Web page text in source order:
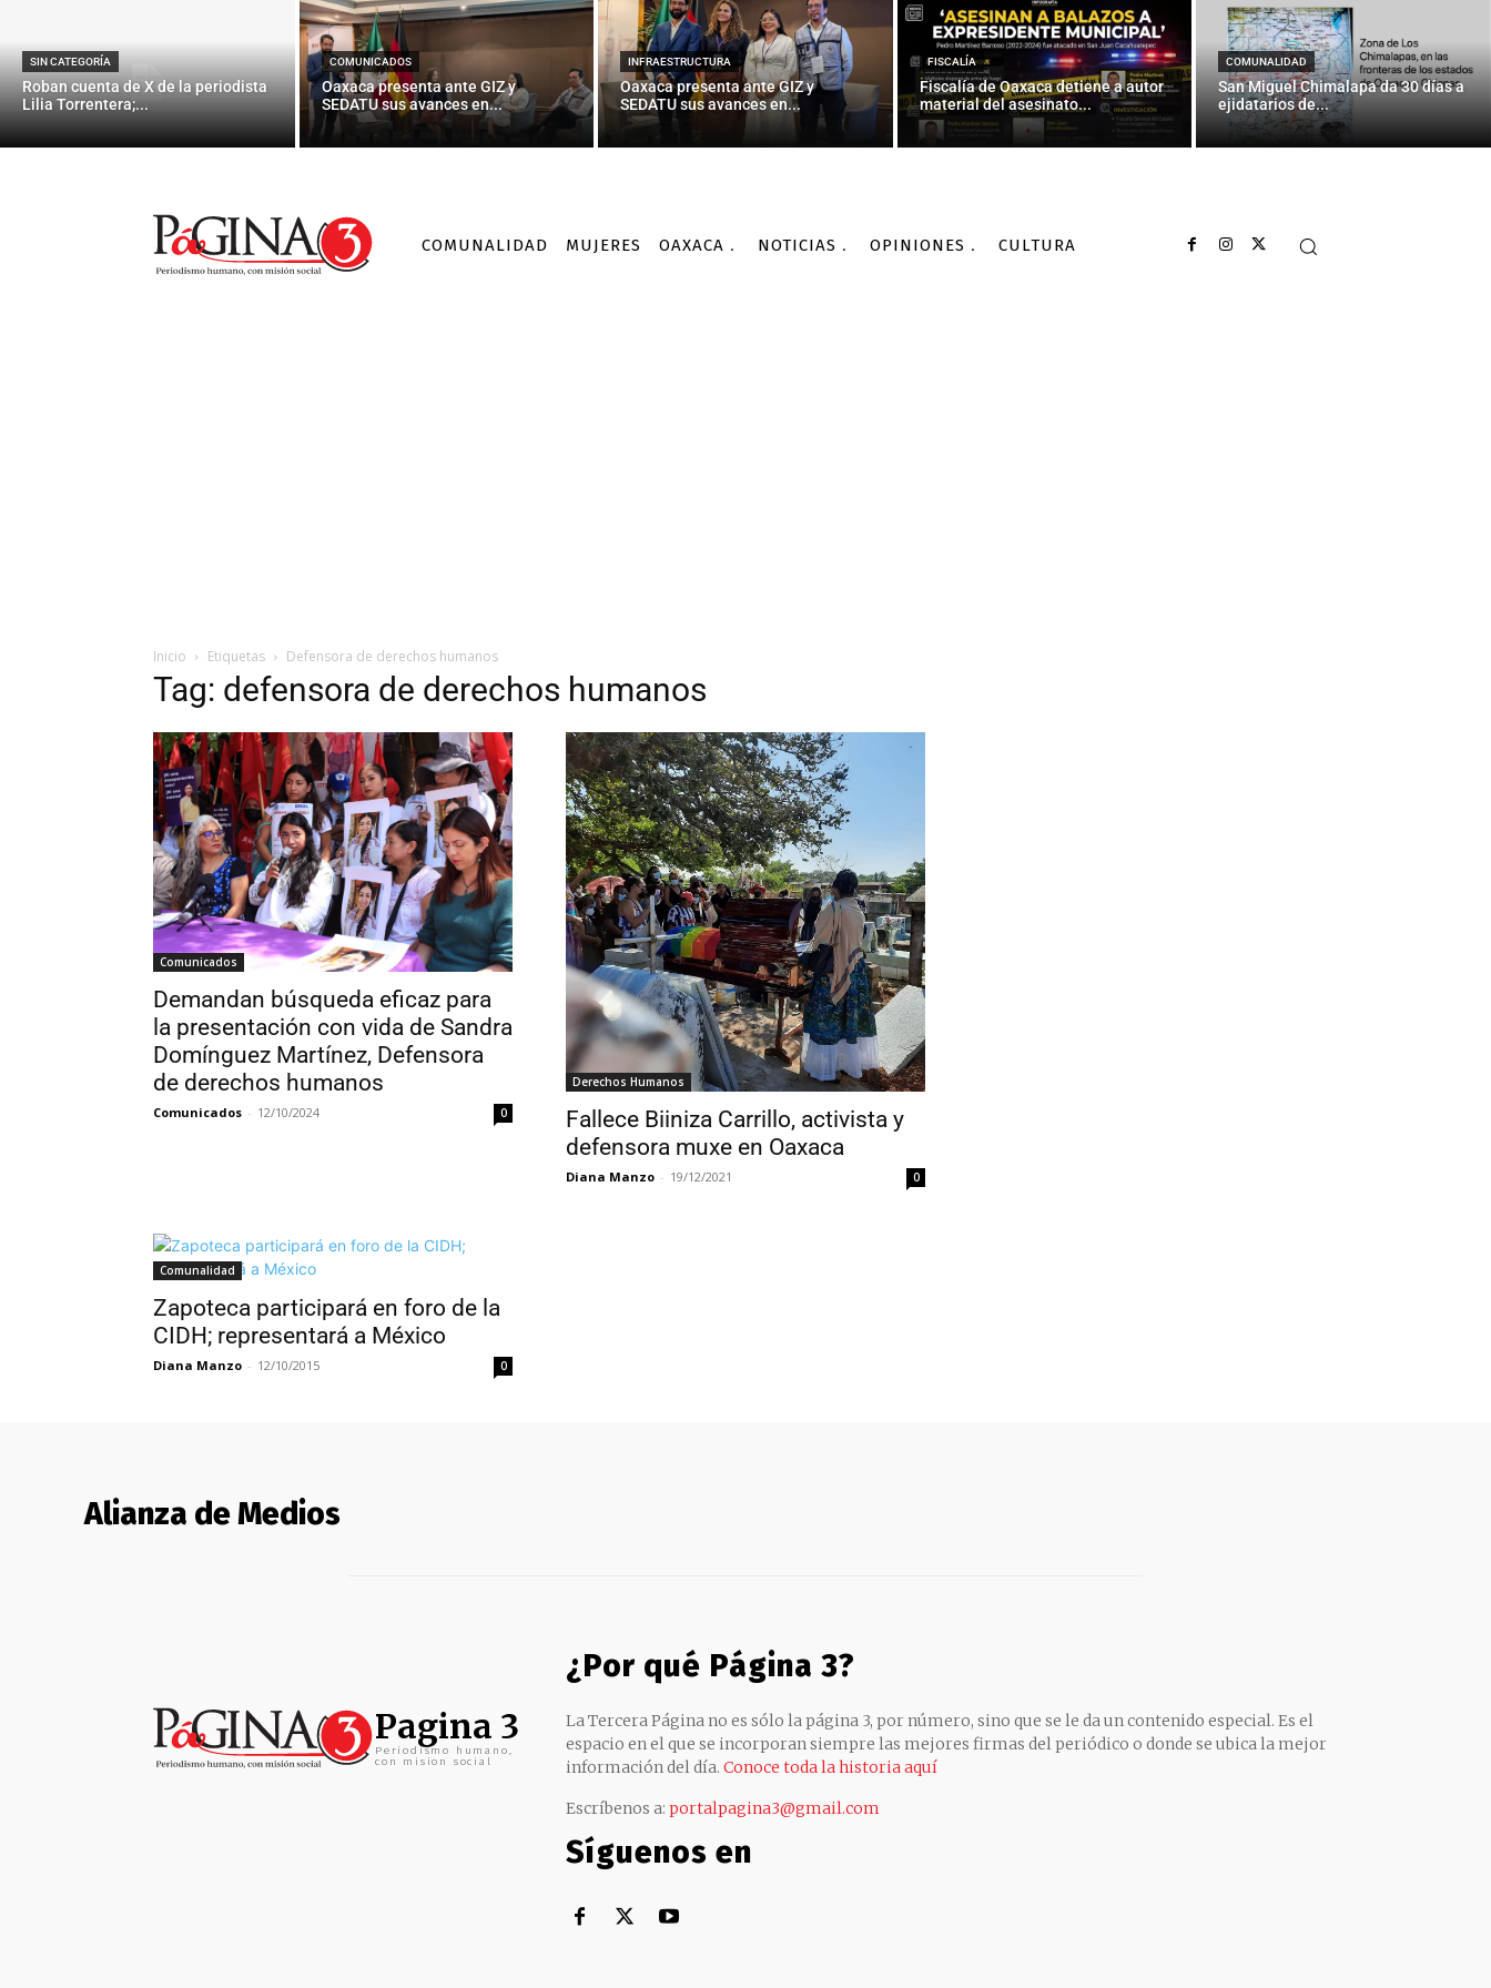
SIN CATEGORÍA
Roban cuenta de X de la periodista
Lilia Torrentera;...
COMUNICADOS
Oaxaca presenta ante GIZ y
SEDATU sus avances en...
INFRAESTRUCTURA
Oaxaca presenta ante GIZ y
SEDATU sus avances en...
FISCALÍA
Fiscalía de Oaxaca detiene a autor
material del asesinato...
COMUNALIDAD
San Miguel Chimalapa da 30 días a
ejidatarios de...
COMUNALIDAD MUJERES OAXACA NOTICIAS OPINIONES CULTURA
Inicio Etiquetas Defensora de derechos humanos
Tag: defensora de derechos humanos
Comunicados
Demandan búsqueda eficaz para
la presentación con vida de Sandra
Domínguez Martínez, Defensora
de derechos humanos
Comunicados - 12/10/2024 0
Derechos Humanos
Fallece Biiniza Carrillo, activista y
defensora muxe en Oaxaca
Diana Manzo - 19/12/2021 0
Comunalidad
Zapoteca participará en foro de la
CIDH; representará a México
Diana Manzo - 12/10/2015 0
Alianza de Medios
Pagina 3
Periodismo humano,
con mision social
¿Por qué Página 3?
La Tercera Página no es sólo la página 3, por número, sino que se le da un contenido especial. Es el
espacio en el que se incorporan siempre las mejores firmas del periódico o donde se ubica la mejor
información del día. Conoce toda la historia aquí
Escríbenos a: portalpagina3@gmail.com
Síguenos en